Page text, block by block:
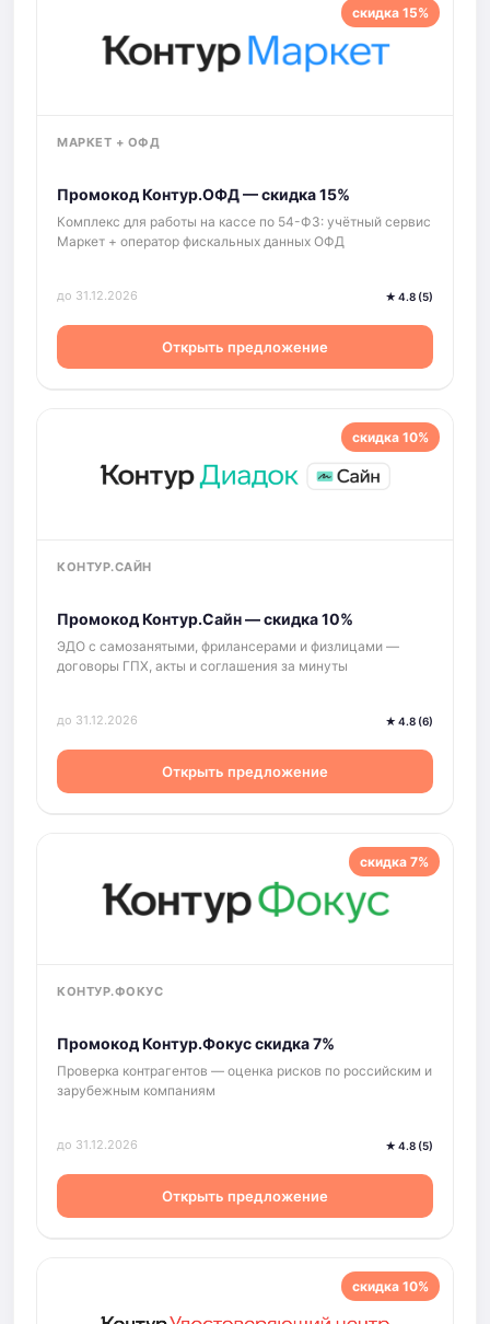
скидка 15%
МАРКЕТ + ОФД
Промокод Контур.ОФД — скидка 15%
Комплекс для работы на кассе по 54-ФЗ: учётный сервис
Маркет + оператор фискальных данных ОФД
до 31.12.2026 ★ 4.8 (5)
Открыть предложение
скидка 10%
КОНТУР.САЙН
Промокод Контур.Сайн — скидка 10%
ЭДО с самозанятыми, фрилансерами и физлицами —
договоры ГПХ, акты и соглашения за минуты
до 31.12.2026 ★ 4.8 (6)
Открыть предложение
скидка 7%
КОНТУР.ФОКУС
Промокод Контур.Фокус скидка 7%
Проверка контрагентов — оценка рисков по российским и
зарубежным компаниям
до 31.12.2026 ★ 4.8 (5)
Открыть предложение
скидка 10%